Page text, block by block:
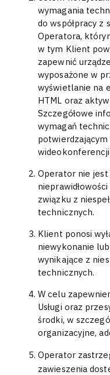
wymagania
do współpracy
Operatora,
w tym Klient
zapewnić
wyposażone w
wyświetlanie na
HTML oraz
Szczegółowe
wymagań
Operator nie jest
związku z
technicznych.
Klient ponosi
niewykonanie
wynikające z
technicznych.
W celu
Usługi oraz
środki, w
organizacyjne,
Operator
zawieszenia